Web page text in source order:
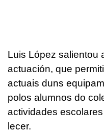
Luis López salientou
actuación, que
actuais duns
polos alumnos do
actividades
lecer.